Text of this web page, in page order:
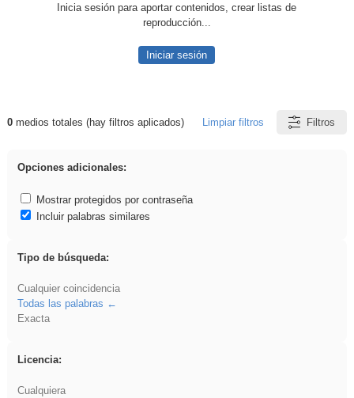
Inicia sesión para aportar contenidos, crear listas de
reproducción...
Iniciar sesión
Resultados de: Ahmet
0medios totales (hay filtros aplicados) Limpiar filtros Filtros
Opciones adicionales:
Mostrar protegidos por contraseña
Incluir palabras similares
Tipo de búsqueda:
Cualquier coincidencia
Todas las palabras
Exacta
Licencia:
Cualquiera